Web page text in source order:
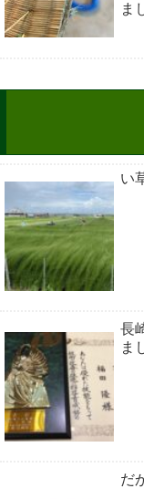
ま
い
長
ま
だ